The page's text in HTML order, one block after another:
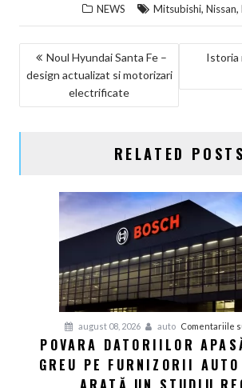
NEWS Mitsubishi, Nissan,
NAVIGARE
ÎN
ARTICOLE
Noul Hyundai Santa Fe –
design actualizat si motorizari
electrificate
Istoria
RELATED POSTS
august 08, 2026 auto Comentariile
POVARA DATORIILOR
GREU PE FURNIZORII